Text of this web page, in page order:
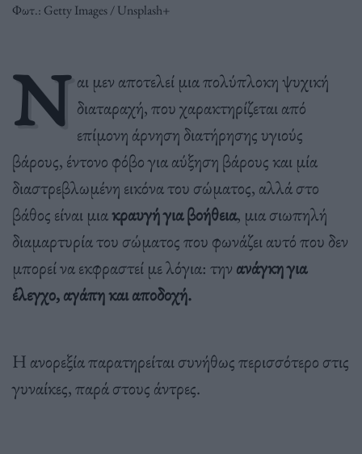
Φωτ.: Getty Images / Unsplash+
Ν αι μεν αποτελεί μια πολύπλοκη ψυχική
διαταραχή, που χαρακτηρίζεται από
επίμονη άρνηση διατήρησης υγιούς
βάρους, έντονο φόβο για αύξηση βάρους και μία
διαστρεβλωμένη εικόνα του σώματος, αλλά στο
βάθος είναι μιακραυγή για βοήθεια, μια σιωπηλή
διαμαρτυρία του σώματος που φωνάζει αυτό που δεν
μπορεί να εκφραστεί με λόγια: την ανάγκη για
έλεγχο, αγάπη και αποδοχή.
Η ανορεξία παρατηρείται συνήθως περισσότερο στις
γυναίκες, παρά στους άντρες.